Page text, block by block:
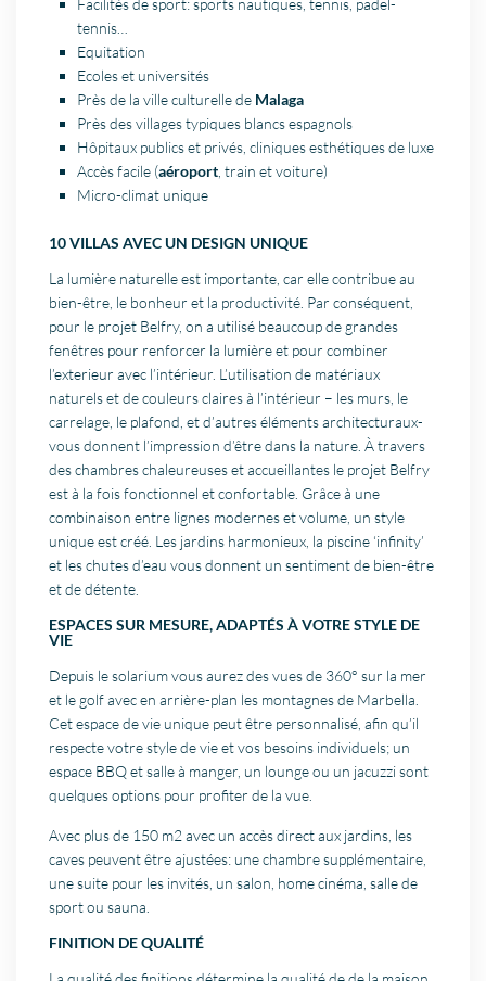
Facilités de sport: sports nautiques, tennis, padel-
tennis…
Equitation
Ecoles et universités
Près de la ville culturelle de Malaga
Près des villages typiques blancs espagnols
Hôpitaux publics et privés, cliniques esthétiques de luxe
Accès facile (aéroport , train et voiture)
Micro-climat unique
10 VILLAS AVEC UN DESIGN UNIQUE
La lumière naturelle est importante, car elle contribue au
bien-être, le bonheur et la productivité. Par conséquent,
pour le projet Belfry, on a utilisé beaucoup de grandes
fenêtres pour renforcer la lumière et pour combiner
l’exterieur avec l’intérieur. L’utilisation de matériaux
naturels et de couleurs claires à l’intérieur – les murs, le
carrelage, le plafond, et d’autres éléments architecturaux-
vous donnent l’impression d’être dans la nature. À travers
des chambres chaleureuses et accueillantes le projet Belfry
est à la fois fonctionnel et confortable. Grâce à une
combinaison entre lignes modernes et volume, un style
unique est créé. Les jardins harmonieux, la piscine ‘infinity’
et les chutes d’eau vous donnent un sentiment de bien-être
et de détente.
ESPACES SUR MESURE, ADAPTÉS À VOTRE STYLE DE
VIE
Depuis le solarium vous aurez des vues de 360° sur la mer
et le golf avec en arrière-plan les montagnes de Marbella.
Cet espace de vie unique peut être personnalisé, afin qu’il
respecte votre style de vie et vos besoins individuels; un
espace BBQ et salle à manger, un lounge ou un jacuzzi sont
quelques options pour profiter de la vue.
Avec plus de 150 m2 avec un accès direct aux jardins, les
caves peuvent être ajustées: une chambre supplémentaire,
une suite pour les invités, un salon, home cinéma, salle de
sport ou sauna.
FINITION DE QUALITÉ